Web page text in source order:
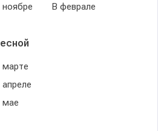
ноябре
В феврале
марте
апреле
мае